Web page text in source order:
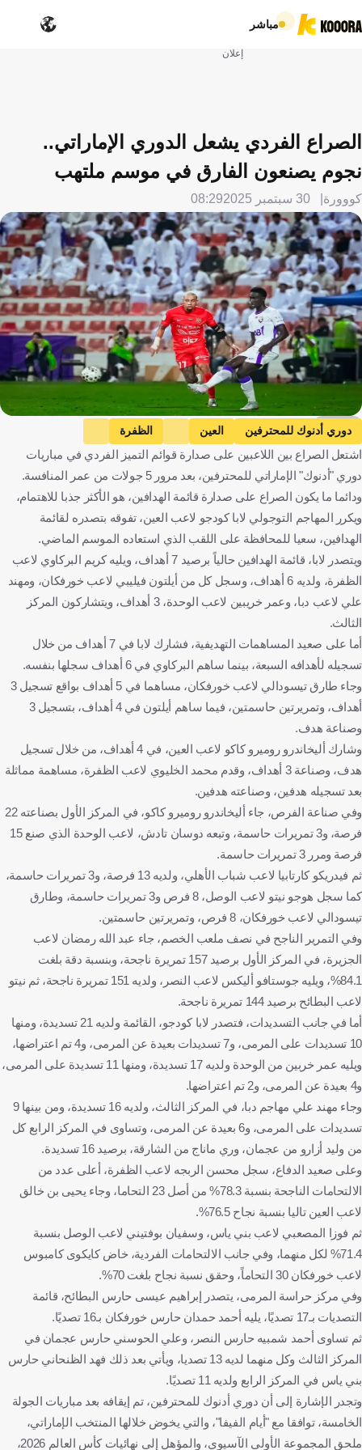
مباشر
إعلان
الصراع الفردي يشعل الدوري الإماراتي..
نجوم يصنعون الفارق في موسم ملتهب
كووورة 30 سبتمبر 2025 08:29
دوري أدنوك للمحترفين العين
الظفرة
خورفكان
الوحدة
شباب أهلي دبي
الوصل
الجزيرة النصر
البطائح
دبا الفجيرة
الشارقة
بني ياس
لابا كودجو فودوه
كريم البركاوي مهند علي كاظم
عمر خربين
طارق تيسودالي
أليخاندرو روميرو
دوسان تاديتش
فيدريكو كارتابيا
H. Neto وليد أزارو
يحيى بن خالق
فواز عوانة المصعبي
سفيان بوفتيني
الإمارات العربية المتحدة
توغو
المغرب العراق سوريا الأرجنتين
صربيا
البرتغال
كرة قدم
اشتعل الصراع بين اللاعبين على صدارة قوائم التميز الفردي في مباريات
دوري "أدنوك" الإماراتي للمحترفين، بعد مرور 5 جولات من عمر المنافسة.
ودائما ما يكون الصراع على صدارة قائمة الهدافين، هو الأكثر جذبا للاهتمام،
ويكرر المهاجم التوجولي لابا كودجو لاعب العين، تفوقه بتصدره لقائمة
الهدافين، سعيا للمحافظة على اللقب الذي استعاده الموسم الماضي.
ويتصدر لابا، قائمة الهدافين حالياً برصيد 7 أهداف، ويليه كريم البركاوي لاعب
الظفرة، ولديه 6 أهداف، وسجل كل من أيلتون فيليبي لاعب خورفكان، ومهند
علي لاعب دبا، وعمر خريبين لاعب الوحدة، 3 أهداف، ويتشاركون المركز
الثالث.
أما على صعيد المساهمات التهديفية، فشارك لابا في 7 أهداف من خلال
تسجيله لأهدافه السبعة، بينما ساهم البركاوي في 6 أهداف سجلها بنفسه.
وجاء طارق تيسودالي لاعب خورفكان، مساهما في 5 أهداف بواقع تسجيل 3
أهداف، وتمريرتين حاسمتين، فيما ساهم أيلتون في 4 أهداف، بتسجيل 3
وصناعة هدف.
وشارك أليخاندرو روميرو كاكو لاعب العين، في 4 أهداف، من خلال تسجيل
هدف، وصناعة 3 أهداف، وقدم محمد الخليوي لاعب الظفرة، مساهمة مماثلة
بعد تسجيله هدفين، وصناعته هدفين.
وفي صناعة الفرص، جاء أليخاندرو روميرو كاكو، في المركز الأول بصناعته 22
فرصة، و3 تمريرات حاسمة، وتبعه دوسان تادش، لاعب الوحدة الذي صنع 15
فرصة ومرر 3 تمريرات حاسمة.
ثم فيدريكو كارتابيا لاعب شباب الأهلي، ولديه 13 فرصة، و3 تمريرات حاسمة،
كما سجل هوجو نيتو لاعب الوصل، 8 فرص و3 تمريرات حاسمة، وطارق
تيسودالي لاعب خورفكان، 8 فرص، وتمريرتين حاسمتين.
وفي التمرير الناجح في نصف ملعب الخصم، جاء عبد الله رمضان لاعب
الجزيرة، في المركز الأول برصيد 157 تمريرة ناجحة، وبنسبة دقة بلغت
84.1%، ويليه جوستافو أليكس لاعب النصر، ولديه 151 تمريرة ناجحة، ثم نيتو
لاعب البطائح برصيد 144 تمريرة ناجحة.
أما في جانب التسديدات، فتصدر لابا كودجو، القائمة ولديه 21 تسديدة، ومنها
10 تسديدات على المرمى، و7 تسديدات بعيدة عن المرمى، و4 تم اعتراضها،
ويليه عمر خربين من الوحدة ولديه 17 تسديدة، ومنها 11 تسديدة على المرمى،
و4 بعيدة عن المرمى، و2 تم اعتراضها.
وجاء مهند علي مهاجم دبا، في المركز الثالث، ولديه 16 تسديدة، ومن بينها 9
تسديدات على المرمى، و6 بعيدة عن المرمى، وتساوى في المركز الرابع كل
من وليد أزارو من عجمان، وري ماناج من الشارقة، برصيد 16 تسديدة.
وعلى صعيد الدفاع، سجل محسن الربجه لاعب الظفرة، أعلى عدد من
الالتحامات الناجحة بنسبة 78.3% من أصل 23 التحاما، وجاء يحيى بن خالق
لاعب العين تاليا بنسبة نجاح 76.5%.
ثم فوزا المصعبي لاعب بني ياس، وسفيان بوفتيني لاعب الوصل بنسبة
71.4% لكل منهما، وفي جانب الالتحامات الفردية، خاض كايكوى كامبوس
لاعب خورفكان 30 التحاماً، وحقق نسبة نجاح بلغت 70%.
وفي مركز حراسة المرمى، يتصدر إبراهيم عيسى حارس البطائح، قائمة
التصديات بـ17 تصديًا، يليه أحمد حمدان حارس خورفكان بـ16 تصديًا.
ثم تساوى أحمد شمبيه حارس النصر، وعلي الحوسني حارس عجمان في
المركز الثالث وكل منهما لديه 13 تصديا، ويأتي بعد ذلك فهد الظنحاني حارس
بني ياس في المركز الرابع ولديه 11 تصديًا.
وتجدر الإشارة إلى أن دوري أدنوك للمحترفين، تم إيقافه بعد مباريات الجولة
الخامسة، توافقا مع "أيام الفيفا"، والتي يخوض خلالها المنتخب الإماراتي،
ملحق المجموعة الأولى الآسيوي، والمؤهل إلى نهائيات كأس العالم 2026،